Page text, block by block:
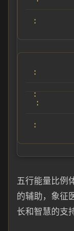
五行能量比例
的辅助，象征
长和智慧的支